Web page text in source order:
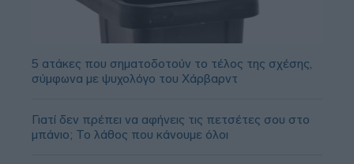
5 ατάκες που σηματοδοτούν το τέλος της σχέσης,
σύμφωνα με ψυχολόγο του Χάρβαρντ
Γιατί δεν πρέπει να αφήνεις τις πετσέτες σου στο
μπάνιο; Το λάθος που κάνουμε όλοι